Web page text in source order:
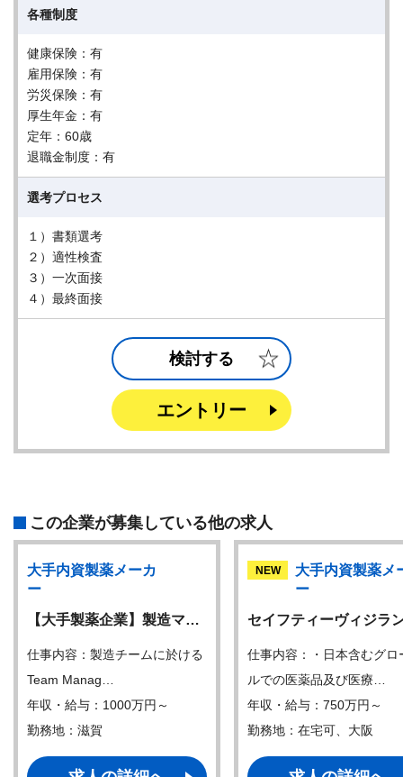
各種制度
健康保険：有
雇用保険：有
労災保険：有
厚生年金：有
定年：60歳
退職金制度：有
選考プロセス
１）書類選考
２）適性検査
３）一次面接
４）最終面接
検討する
エントリー
この企業が募集している他の求人
大手内資製薬メーカ
ー
【大手製薬企業】製造マ…
仕事内容：製造チームに於ける
Team Manag…
年収・給与：1000万円～
勤務地：滋賀
NEW
大手内資製薬メ
ー
セイフティーヴィジラ
仕事内容：・日本含むグロ
ルでの医薬品及び医療…
年収・給与：750万円～
勤務地：在宅可、大阪